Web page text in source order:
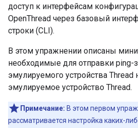
доступ к интерфейсам
OpenThread через базовый
строки (CLI).
В этом упражнении описаны
необходимые для отправки ping-
эмулируемого устройства Thread
эмулируемое устройство Thread.
Примечание: В этом первом
рассматривается настройка каких-